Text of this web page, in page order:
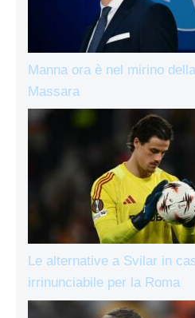
Manna ora è nel mirino
Massara
Le alternative a Svilar in
irrinunciabile per la Roma